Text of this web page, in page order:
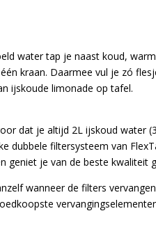
water tap je naast koud,
kraan. Daarmee vul je zó
ijskoude limonade op tafel.
dat je altijd 2L ijskoud water
dubbele filtersysteem van
geniet je van de beste kwaliteit
wanneer de filters